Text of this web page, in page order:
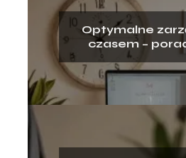
Optymalne
czasem –